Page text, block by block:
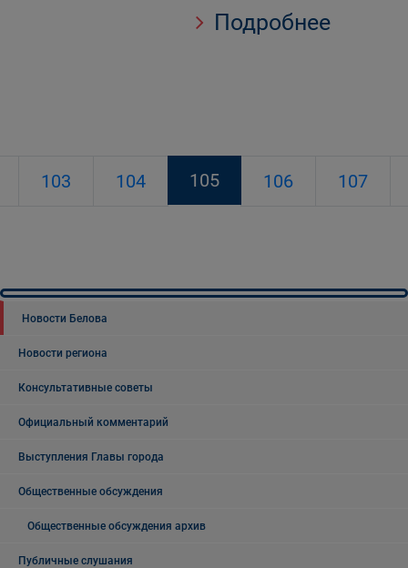
Подробнее
103 104 105 106 107
Новости Белова
Новости региона
Консультативные советы
Официальный комментарий
Выступления Главы города
Общественные обсуждения
Общественные обсуждения архив
Публичные слушания